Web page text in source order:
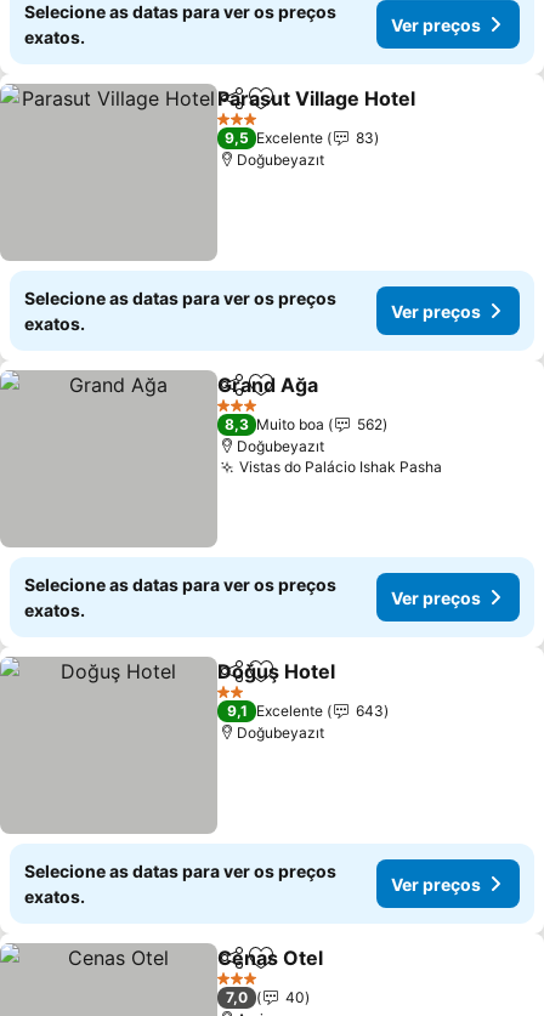
Selecione as datas para ver os preços
exatos.
Ver preços
PartilharAdicionar aos favoritos
Parasut Village Hotel
3 Estrelas
9,5 Excelente
83
Doğubeyazıt
Selecione as datas para ver os preços
exatos.
Ver preços
PartilharAdicionar aos favoritos
Grand Ağa
3 Estrelas
8,3 Muito boa
562
Doğubeyazıt
Vistas do Palácio Ishak Pasha
Selecione as datas para ver os preços
exatos.
Ver preços
PartilharAdicionar aos favoritos
Doğuş Hotel
2 Estrelas
9,1 Excelente
643
Doğubeyazıt
Selecione as datas para ver os preços
exatos.
Ver preços
PartilharAdicionar aos favoritos
Cenas Otel
3 Estrelas
7,0
40